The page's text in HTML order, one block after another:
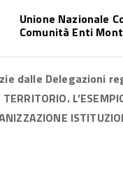
Unione Nazionale
Comunità Enti
dalle Delegazioni